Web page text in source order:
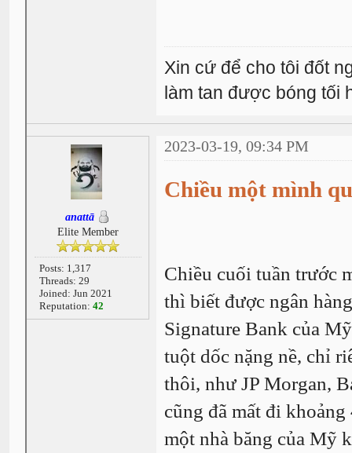
Xin cứ để cho tôi đốt
làm tan được bóng tối
anattā
Elite Member
Posts: 1,317
Threads: 29
Joined: Jun 2021
Reputation: 42
2023-03-19, 09:34 PM
Chiều một mình
Chiều cuối tuần trước
thì biết được ngân
Signature Bank của
tuột dốc nặng nề, chỉ
thôi, như JP Morgan,
cũng đã mất đi
một nhà băng của Mỹ